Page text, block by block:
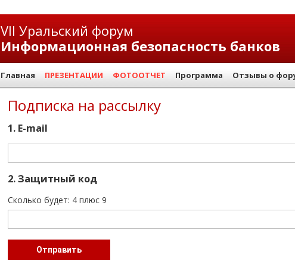
VII Уральский форум
Информационная безопасность банков
Главная ПРЕЗЕНТАЦИИ ФОТООТЧЕТ Программа Отзывы о
Подписка на рассылку
1. E-mail
2. Защитный код
Cколько бyдет: 4 плюc 9